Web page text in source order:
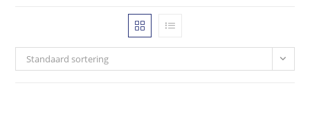
Standaard sortering